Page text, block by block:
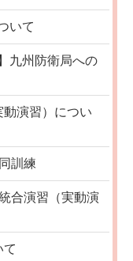
いて
九州防衛局への
動演習）につい
訓練
合演習（実動演
て